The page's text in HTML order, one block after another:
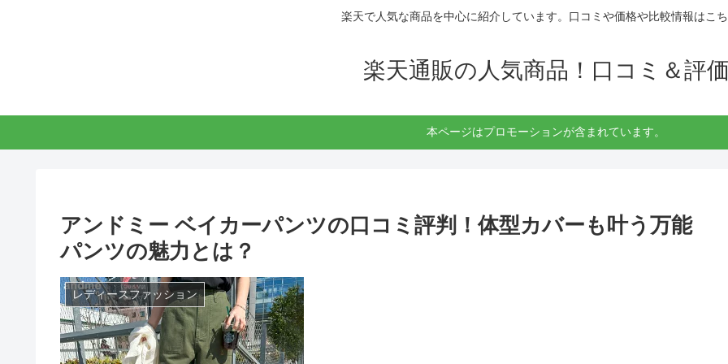
楽天で人気な商品を中心に紹介しています。口コミや価格や比較情報はこ
楽天通販の人気商品！口コミ＆評
本ページはプロモーションが含まれています。
アンドミー ベイカーパンツの口コミ評判！体型カバーも叶う万能
パンツの魅力とは？
レディースファッション